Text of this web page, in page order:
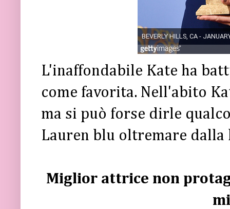
L'inaffondabile Kate ha
come favorita. Nell'abito
ma si può forse dirle
Lauren blu oltremare dalla
Miglior attrice non